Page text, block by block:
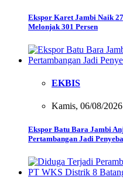
Ekspor Karet Jambi Naik
Melonjak 301 Persen
EKBIS
Kamis, 06/08/
Ekspor Batu Bara Jambi
Pertambangan Jadi